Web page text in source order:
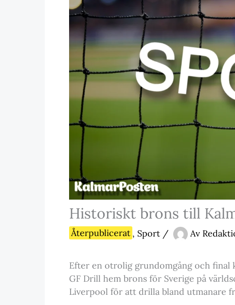
Historiskt brons till
Återpublicerat , Sport / Av
Efter en otrolig grundomgång och final
GF Drill hem brons för Sverige på
Liverpool för att drilla bland utmanare